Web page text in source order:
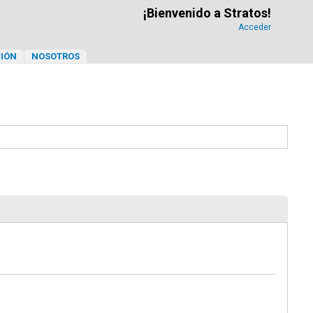
¡Bienvenido a Stratos!
Acceder
NOSOTROS